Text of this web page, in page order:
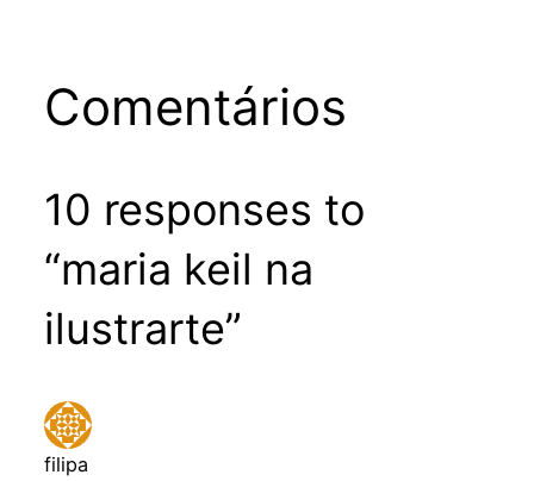
Comentários
10 responses to
“maria keil na
ilustrarte”
filipa